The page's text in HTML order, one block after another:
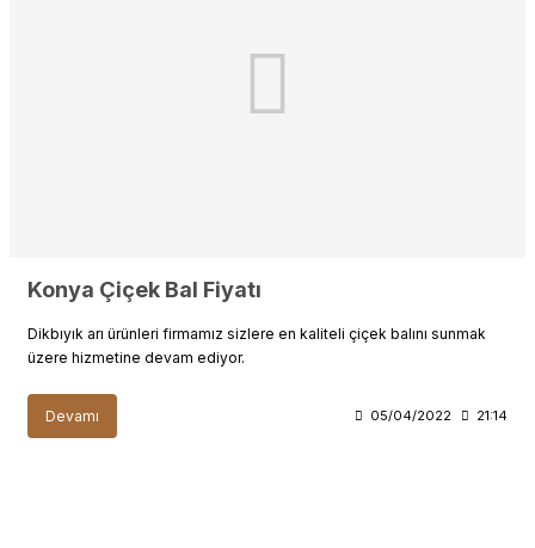
Konya Çiçek Bal Fiyatı
Dikbıyık arı ürünleri firmamız sizlere en kaliteli çiçek balını sunmak
üzere hizmetine devam ediyor.
Devamı 05/04/2022 21:14